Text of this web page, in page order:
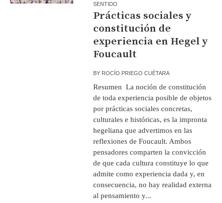
SENTIDO
Prácticas sociales y
constitución de
experiencia en Hegel y
Foucault
BY ROCÍO PRIEGO CUÉTARA
Resumen La noción de constitución
de toda experiencia posible de objetos
por prácticas sociales concretas,
culturales e históricas, es la impronta
hegeliana que advertimos en las
reflexiones de Foucault. Ambos
pensadores comparten la convicción
de que cada cultura constituye lo que
admite como experiencia dada y, en
consecuencia, no hay realidad externa
al pensamiento y...